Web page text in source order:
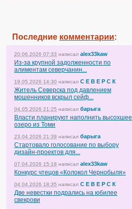
Последние комментарии:
20.06.2026 07:33 написал alex33kaw
Из-за крупной задолженности по
алиментам северчанин...
19.05.2026 14:30 написал С Е В Е Р С К
Житель Северска под давлением
мошенников вскрыл сейф...
04.05.2026 21:25 написал барыга
Власти планируют наполнить высохшее
озеро из Томи
23.04.2026 21:39 написал барыга
Стартовало голосование по выбору
дизайн-проектов для...
07.04.2026 15:18 написал alex33kaw
Конкурс чтецов «Колокол Чернобыля»
04.04.2026 18:35 написал С Е В Е Р С К
Две невестки подрались на юбилее
свекрови